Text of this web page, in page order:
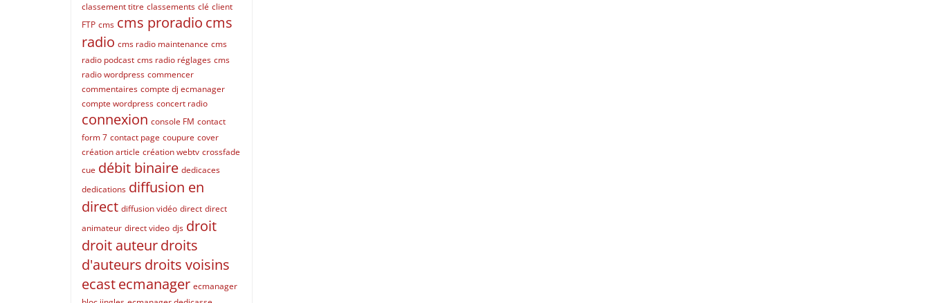
classement titre classements clé client
FTP cms cms proradio cms
radio cms radio maintenance cms
radio podcast cms radio réglages cms
radio wordpress commencer
commentaires compte dj ecmanager
compte wordpress concert radio
connexion console FM contact
form 7 contact page coupure cover
création article création webtv crossfade
cue débit binaire dedicaces
dedications diffusion en
direct diffusion vidéo direct direct
animateur direct video djs droit
droit auteurdroits
d'auteurs droits voisins
ecastecmanager ecmanager